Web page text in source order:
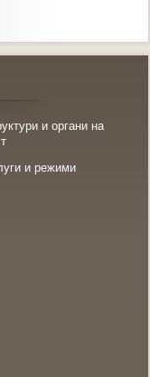
и органи на
и режими